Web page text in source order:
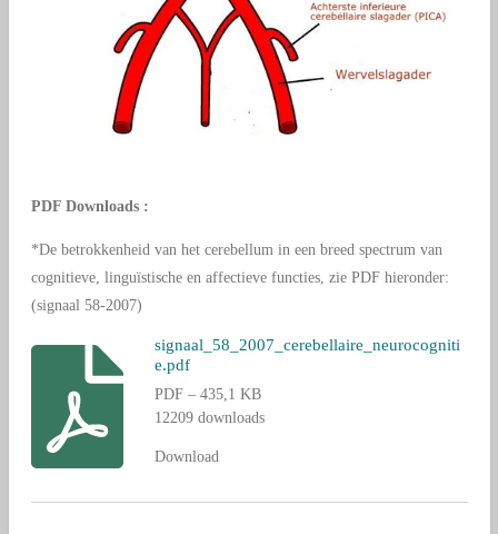
PDF Downloads :
*De betrokkenheid van het cerebellum in een breed spectrum van
cognitieve, linguïstische en affectieve functies, zie PDF hieronder:
(signaal 58-2007)
signaal_58_2007_cerebellaire_neurocogniti
e.pdf
PDF – 435,1 KB
12209 downloads
Download